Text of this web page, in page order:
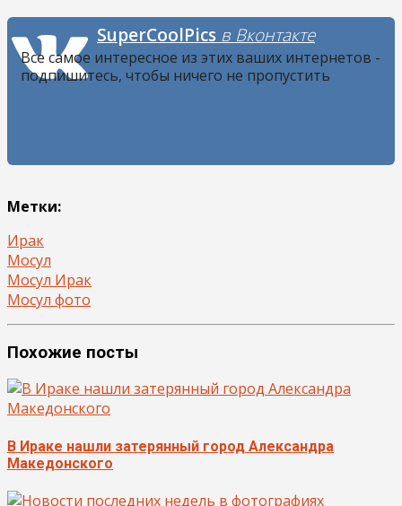
SuperCoolPics в Вконтакте
Все самое интересное из этих ваших интернетов -
подпишитесь, чтобы ничего не пропустить
Метки:
Ирак
Мосул
Мосул Ирак
Мосул фото
Похожие посты
В Ираке нашли затерянный город Александра
Македонского